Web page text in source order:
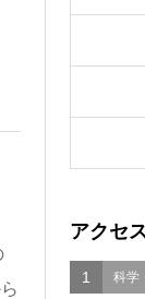
アクセ
1 科学